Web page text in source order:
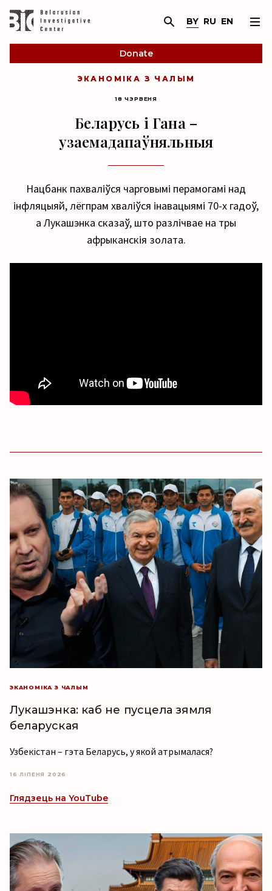
BY RU EN
Donate
ЭКАНОМІКА З ЧАЛЫМ
18 ЧЭРВЕНЯ
Беларусь і Гана –
узаемадапаўняльныя
Нацбанк пахваліўся чарговымі перамогамі над
інфляцыяй, лёгпрам хваліўся інавацыямі 70-х гадоў,
а Лукашэнка сказаў, што разлічвае на тры
афрыканскія золата.
ЭКАНОМІКА З ЧАЛЫМ
Лукашэнка: каб не пусцела зямля
беларуская
Узбекістан – гэта Беларусь, у якой атрымалася?
16 ЛІПЕНЯ 2026
Глядзець на YouTube